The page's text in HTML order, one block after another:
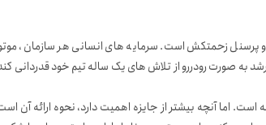
و پرسنل زحمتکش است. سرمایه های انسانی هر سازمان،
به صورت رودررو از تلاش های یک ساله تیم خود قدردانی
اما آنچه بیشتر از جایزه اهمیت دارد، نحوه ارائه آن